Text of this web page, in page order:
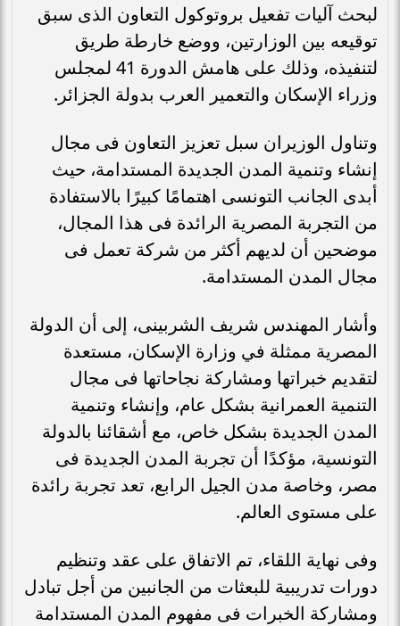
لبحث آليات تفعيل بروتوكول التعاون الذى سبق
توقيعه بين الوزارتين، ووضع خارطة طريق
لتنفيذه، وذلك على هامش الدورة 41 لمجلس
وزراء الإسكان والتعمير العرب بدولة الجزائر.
وتناول الوزيران سبل تعزيز التعاون فى مجال
إنشاء وتنمية المدن الجديدة المستدامة، حيث
أبدى الجانب التونسى اهتمامًا كبيرًا بالاستفادة
من التجربة المصرية الرائدة فى هذا المجال،
موضحين أن لديهم أكثر من شركة تعمل فى
مجال المدن المستدامة.
وأشار المهندس شريف الشربينى، إلى أن الدولة
المصرية ممثلة في وزارة الإسكان، مستعدة
لتقديم خبراتها ومشاركة نجاحاتها فى مجال
التنمية العمرانية بشكل عام، وإنشاء وتنمية
المدن الجديدة بشكل خاص، مع أشقائنا بالدولة
التونسية، مؤكدًا أن تجربة المدن الجديدة فى
مصر، وخاصة مدن الجيل الرابع، تعد تجربة رائدة
على مستوى العالم.
وفى نهاية اللقاء، تم الاتفاق على عقد وتنظيم
دورات تدريبية للبعثات من الجانبين من أجل تبادل
ومشاركة الخبرات فى مفهوم المدن المستدامة